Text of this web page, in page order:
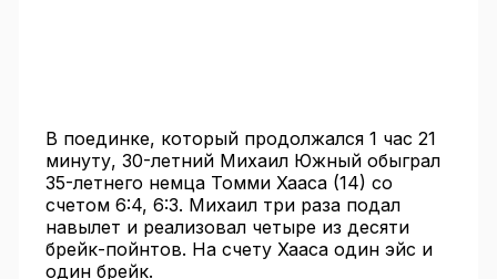
В поединке, который продолжался 1 час 21
минуту, 30-летний Михаил Южный обыграл
35-летнего немца Томми Хааса (14) со
счетом 6:4, 6:3. Михаил три раза подал
навылет и реализовал четыре из десяти
брейк-пойнтов. На счету Хааса один эйс и
один брейк.